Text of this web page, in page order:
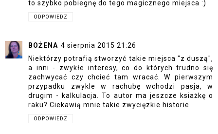
to szybko pobiegnę do tego magicznego miejsca :)
ODPOWIEDZ
BOŻENA 4 sierpnia 2015 21:26
Niektórzy potrafią stworzyć takie miejsca "z duszą",
a inni - zwykłe interesy, co do których trudno się
zachwycać czy chcieć tam wracać. W pierwszym
przypadku zwykle w rachubę wchodzi pasja, w
drugim - kalkulacja. To autor ma jeszcze ksiażkę o
raku? Ciekawią mnie takie zwycięzkie historie.
ODPOWIEDZ